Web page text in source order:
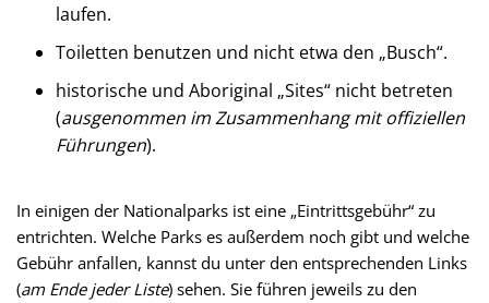
laufen.
Toiletten benutzen und nicht etwa den „Busch“.
historische und Aboriginal „Sites“ nicht betreten
(ausgenommen im Zusammenhang mit offiziellen
Führungen).
In einigen der Nationalparks ist eine „Eintrittsgebühr“ zu
entrichten. Welche Parks es außerdem noch gibt und welche
Gebühr anfallen, kannst du unter den entsprechenden Links
(am Ende jeder Liste) sehen. Sie führen jeweils zu den